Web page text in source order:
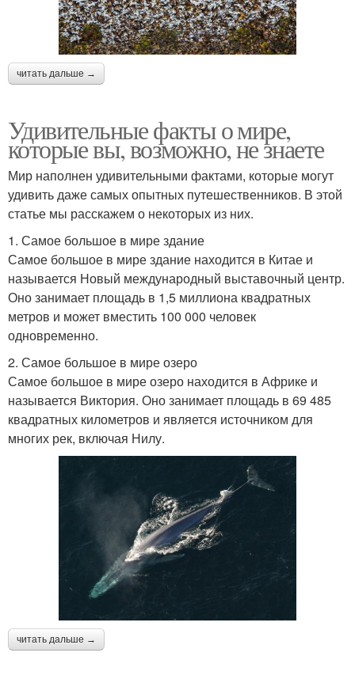
читать дальше →
Удивительные факты о мире,
которые вы, возможно, не знаете
Мир наполнен удивительными фактами, которые могут
удивить даже самых опытных путешественников. В этой
статье мы расскажем о некоторых из них.
1. Самое большое в мире здание
Самое большое в мире здание находится в Китае и
называется Новый международный выставочный центр.
Оно занимает площадь в 1,5 миллиона квадратных
метров и может вместить 100 000 человек
одновременно.
2. Самое большое в мире озеро
Самое большое в мире озеро находится в Африке и
называется Виктория. Оно занимает площадь в 69 485
квадратных километров и является источником для
многих рек, включая Нилу.
читать дальше →